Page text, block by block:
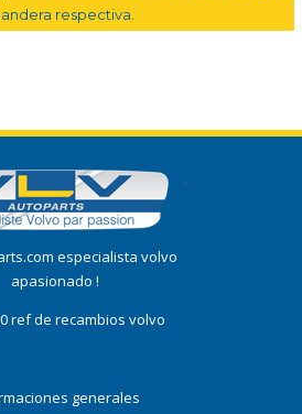
respectiva.
especialista volvo
apasionado !
ref de recambios volvo
generales